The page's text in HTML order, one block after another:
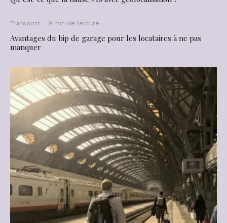
Transport · 9 min de lecture
Avantages du bip de garage pour les locataires à ne pas
manquer